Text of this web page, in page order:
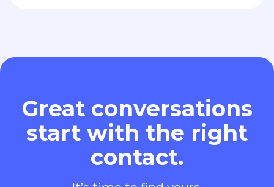
Great conversations
start with the right
contact.